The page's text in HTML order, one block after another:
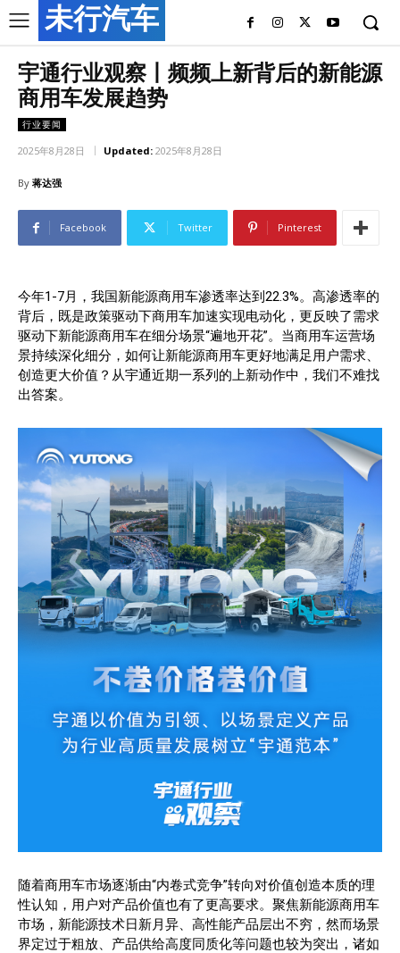
未行汽车
宇通行业观察丨频频上新背后的新能源
商用车发展趋势
行业要闻
2025年8月28日 Updated: 2025年8月28日
By 蒋达强
Facebook Twitter Pinterest
今年1-7月，我国新能源商用车渗透率达到22.3%。高渗透率的
背后，既是政策驱动下商用车加速实现电动化，更反映了需求
驱动下新能源商用车在细分场景“遍地开花”。当商用车运营场
景持续深化细分，如何让新能源商用车更好地满足用户需求、
创造更大价值？从宇通近期一系列的上新动作中，我们不难找
出答案。
随着商用车市场逐渐由“内卷式竞争”转向对价值创造本质的理
性认知，用户对产品价值也有了更高要求。聚焦新能源商用车
市场，新能源技术日新月异、高性能产品层出不穷，然而场景
界定过于粗放、产品供给高度同质化等问题也较为突出，诸如